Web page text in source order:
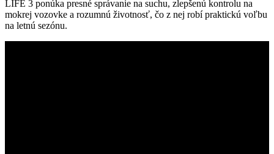
LIFE 3 ponúka presné správanie na suchu, zlepšenú kontrolu na
mokrej vozovke a rozumnú životnosť, čo z nej robí praktickú voľbu
na letnú sezónu.